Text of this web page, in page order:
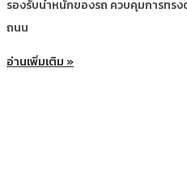
รองรับน้ำหนักของรถ ควบคุมการทร
ถนน
อ่านเพิ่มเติม »